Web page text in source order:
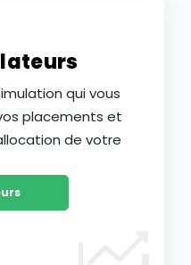
qui vous
placements et
de votre